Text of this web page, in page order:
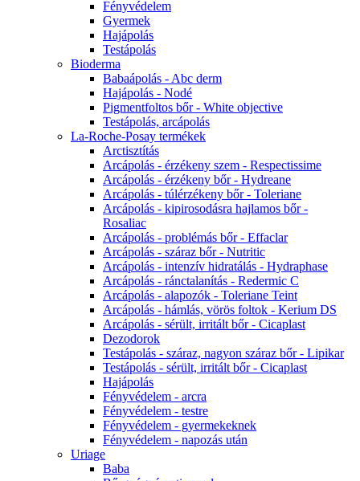
Fényvédelem
Gyermek
Hajápolás
Testápolás
Bioderma
Babaápolás - Abc derm
Hajápolás - Nodé
Pigmentfoltos bőr - White objective
Testápolás, arcápolás
La-Roche-Posay termékek
Arctisztítás
Arcápolás - érzékeny szem - Respectissime
Arcápolás - érzékeny bőr - Hydreane
Arcápolás - túlérzékeny bőr - Toleriane
Arcápolás - kipirosodásra hajlamos bőr -
Rosaliac
Arcápolás - problémás bőr - Effaclar
Arcápolás - száraz bőr - Nutritic
Arcápolás - intenzív hidratálás - Hydraphase
Arcápolás - ránctalanítás - Redermic C
Arcápolás - alapozók - Toleriane Teint
Arcápolás - hámlás, vörös foltok - Kerium DS
Arcápolás - sérült, irritált bőr - Cicaplast
Dezodorok
Testápolás - száraz, nagyon száraz bőr - Lipikar
Testápolás - sérült, irritált bőr - Cicaplast
Hajápolás
Fényvédelem - arcra
Fényvédelem - testre
Fényvédelem - gyermekeknek
Fényvédelem - napozás után
Uriage
Baba